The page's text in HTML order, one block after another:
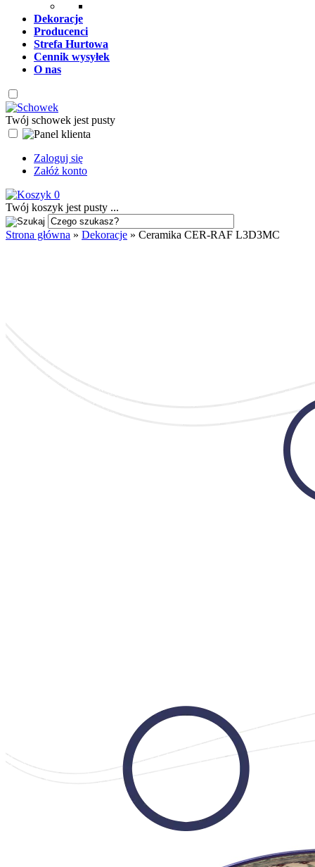
Dekoracje
Producenci
Strefa Hurtowa
Cennik wysyłek
O nas
Twój schowek jest pusty
Zaloguj się
Załóż konto
0
Twój koszyk jest pusty ...
Strona główna » Dekoracje » Ceramika CER-RAF L3D3MC